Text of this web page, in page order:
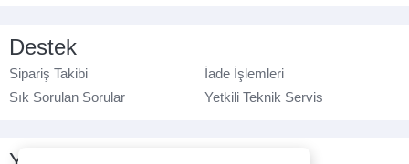
Destek
Sipariş Takibi
İade İşlemleri
Sık Sorulan Sorular
Yetkili Teknik Servis